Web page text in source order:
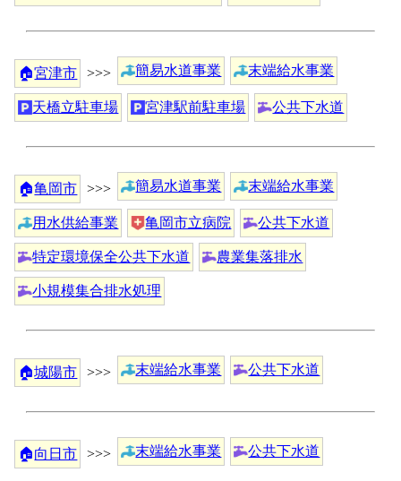
🏠宮津市 >>> 簡易水道事業 末端給水事業
天橋立駐車場 宮津駅前駐車場 公共下水道
🏠亀岡市 >>> 簡易水道事業 末端給水事業
用水供給事業 亀岡市立病院 公共下水道
特定環境保全公共下水道 農業集落排水
小規模集合排水処理
🏠城陽市 >>> 末端給水事業 公共下水道
🏠向日市 >>> 末端給水事業 公共下水道